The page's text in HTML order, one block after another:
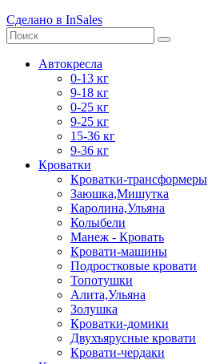
Сделано в InSales
Автокресла
0-13 кг
9-18 кг
0-25 кг
9-25 кг
15-36 кг
9-36 кг
Кроватки
Кроватки-трансформеры
Заюшка,Мишутка
Каролина,Ульяна
Колыбели
Манеж - Кровать
Кровати-машины
Подростковые кровати
Топотушки
Алита,Ульяна
Золушка
Кроватки-домики
Двухъярусные кровати
Кровати-чердаки